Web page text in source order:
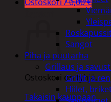
Ostoskori on tyhjä.
Takaisin kauppaan
Sangot
Piha ja puutarha
Grillaus ja
Grillit ja
Hiilet,